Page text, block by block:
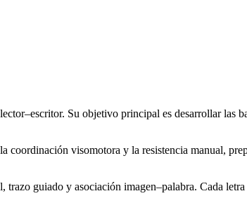
Su objetivo principal es desarrollar las
visomotora y la resistencia manual,
guiado y asociación imagen–palabra. Cada